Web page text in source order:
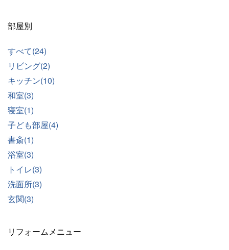
部屋別
すべて(24)
リビング(2)
キッチン(10)
和室(3)
寝室(1)
子ども部屋(4)
書斎(1)
浴室(3)
トイレ(3)
洗面所(3)
玄関(3)
リフォームメニュー